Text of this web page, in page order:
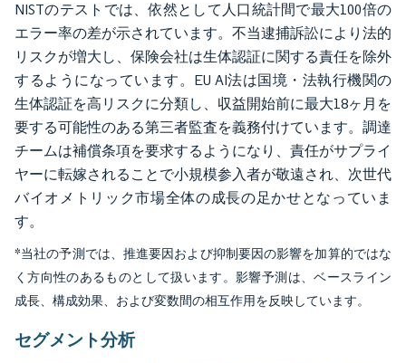
NISTのテストでは、依然として人口統計間で最大100倍の
エラー率の差が示されています。不当逮捕訴訟により法的
リスクが増大し、保険会社は生体認証に関する責任を除外
するようになっています。EU AI法は国境・法執行機関の
生体認証を高リスクに分類し、収益開始前に最大18ヶ月を
要する可能性のある第三者監査を義務付けています。調達
チームは補償条項を要求するようになり、責任がサプライ
ヤーに転嫁されることで小規模参入者が敬遠され、次世代
バイオメトリック市場全体の成長の足かせとなっていま
す。
*当社の予測では、推進要因および抑制要因の影響を加算的ではな
く方向性のあるものとして扱います。影響予測は、ベースライン
成長、構成効果、および変数間の相互作用を反映しています。
セグメント分析